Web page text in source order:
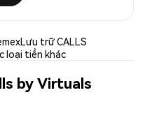
Lưu trữ CALLS
loại tiền khác
by Virtuals